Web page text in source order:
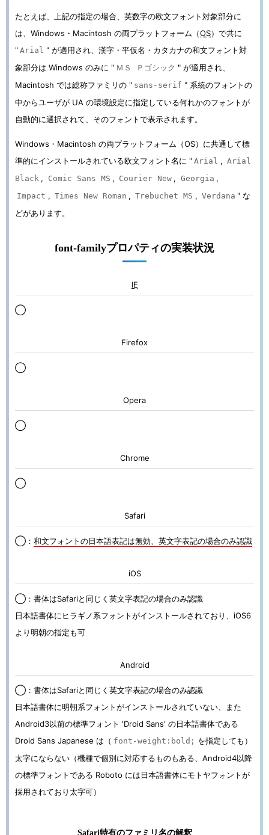
たとえば、上記の指定の場合、英数字の欧文フォント対象部分に
は、Windows・Macintosh の両プラットフォーム（OS）で共に
" Arial " が適用され、漢字・平仮名・カタカナの和文フォント対
象部分は Windows のみに " ＭＳ Ｐゴシック " が適用され、
Macintosh では総称ファミリの " sans-serif " 系統のフォントの
中からユーザが UA の環境設定に指定している何れかのフォントが
自動的に選択されて、そのフォントで表示されます。
Windows・Macintosh の両プラットフォーム（OS）に共通して標
準的にインストールされている欧文フォント名に " Arial , Arial
Black , Comic Sans MS , Courier New , Georgia ,
Impact , Times New Roman , Trebuchet MS , Verdana " な
どがあります。
font-familyプロパティの実装状況
IE
◯
Firefox
◯
Opera
◯
Chrome
◯
Safari
◯： 和文フォントの日本語表記は無効、英文字表記の場合のみ認識
iOS
◯：書体はSafariと同じく英文字表記の場合のみ認識
日本語書体にヒラギノ系フォントがインストールされており、iOS6
より明朝の指定も可
Android
◯：書体はSafariと同じく英文字表記の場合のみ認識
日本語書体に明朝系フォントがインストールされていない、また
Android3以前の標準フォント 'Droid Sans' の日本語書体である
Droid Sans Japanese は（ font-weight:bold; を指定しても）
太字にならない（機種で個別に対応するものもある、Android4以降
の標準フォントである Roboto には日本語書体にモトヤフォントが
採用されており太字可）
Safari特有のファミリ名の解釈